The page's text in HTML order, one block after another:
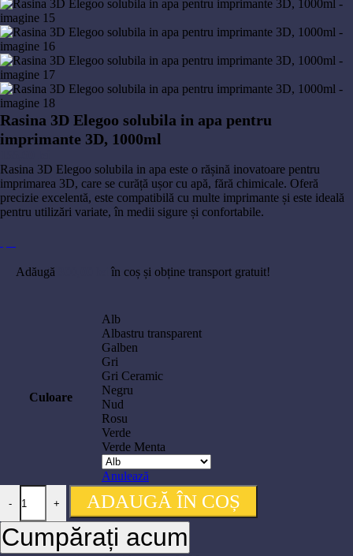
Rasina 3D Elegoo solubila in apa pentru
imprimante 3D, 1000ml
Rasina 3D Elegoo solubila in apa este o rășină inovatoare pentru
imprimarea 3D, care se curăță ușor cu apă, fără chimicale. Oferă
precizie excelentă, este compatibilă cu multe imprimante și este ideală
pentru utilizări variate, în medii sigure și confortabile.
Adăugă în coș și obține transport gratuit!
Culoare
Alb
Albastru transparent
Galben
Gri
Gri Ceramic
Negru
Nud
Rosu
Verde
Verde Menta
Anulează
-
Cantitate Rasina 3D Elegoo solubila in apa pentru imprimante 3D,
+ ADAUGĂ ÎN COȘ
Cumpărați acum